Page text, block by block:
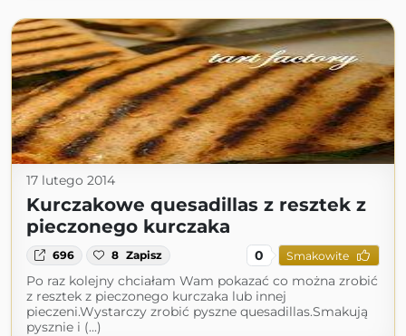
17 lutego 2014
Kurczakowe quesadillas z resztek z
pieczonego kurczaka
696 8 Zapisz 0 Smakowite
Po raz kolejny chciałam Wam pokazać co można zrobić
z resztek z pieczonego kurczaka lub innej
pieczeni.Wystarczy zrobić pyszne quesadillas.Smakują
pysznie i (...)